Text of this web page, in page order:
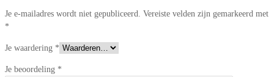
Je e-mailadres wordt niet gepubliceerd. Vereiste velden zijn gemarkeerd met
*
Je waardering *
Je beoordeling *